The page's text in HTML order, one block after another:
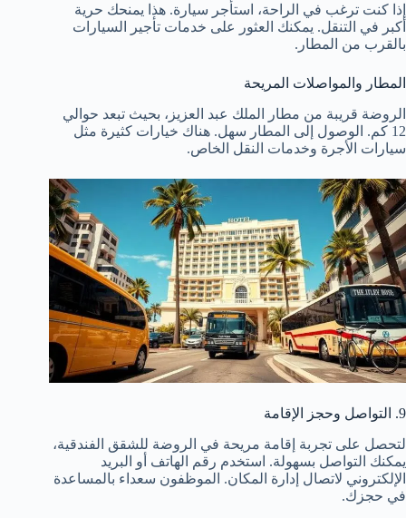
إذا كنت ترغب في الراحة، استأجر سيارة. هذا يمنحك حرية
أكبر في التنقل. يمكنك العثور على خدمات تأجير السيارات
بالقرب من المطار.
المطار والمواصلات المريحة
الروضة قريبة من مطار الملك عبد العزيز، بحيث تبعد حوالي
12 كم. الوصول إلى المطار سهل. هناك خيارات كثيرة مثل
سيارات الأجرة وخدمات النقل الخاص.
9. التواصل وحجز الإقامة
لتحصل على تجربة إقامة مريحة في الروضة للشقق الفندقية،
يمكنك التواصل بسهولة. استخدم رقم الهاتف أو البريد
الإلكتروني لاتصال إدارة المكان. الموظفون سعداء بالمساعدة
في حجزك.